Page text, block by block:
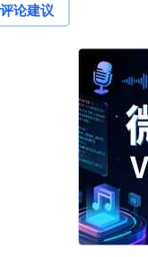
评论建议